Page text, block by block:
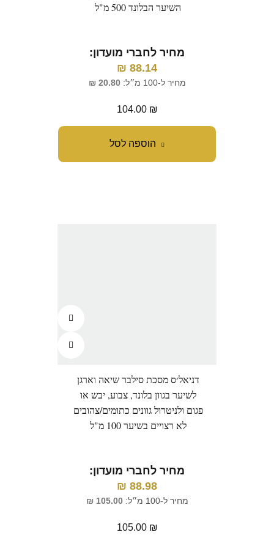
הוספה לסל
השיער הבלונד 500 מ"ל
מחיר לחברי מועדון:
88.14
₪
מחיר ל-100 מ״ל: 20.80
₪
104.00 ₪
דניאל׳ס מסכת סילבר שיאה וארגן
לשיער בגוון בלונד, צבוע, יבש או
פגום ולניטרול גוונים כתומים/צהובים
לא רצויים בשיער 100 מ"ל
מחיר לחברי מועדון:
88.98
₪
מחיר ל-100 מ״ל: 105.00
₪
105.00 ₪